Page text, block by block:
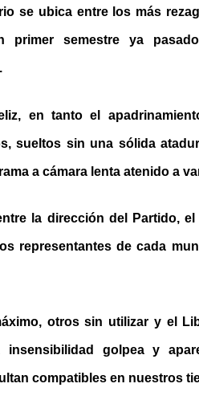
se ubica entre los más
semestre ya
en tanto el
sueltos sin una sólida
a cámara lenta atenido a
la dirección del Partido,
representantes de cada
otros sin utilizar y el
golpea y
compatibles en nuestros